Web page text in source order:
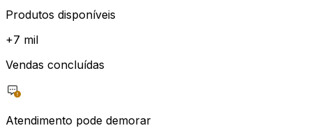
Produtos disponíveis
+7 mil
Vendas concluídas
Atendimento pode demorar